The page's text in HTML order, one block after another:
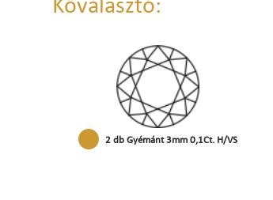
2 db Gyémánt 3mm 0,1Ct. H/VS